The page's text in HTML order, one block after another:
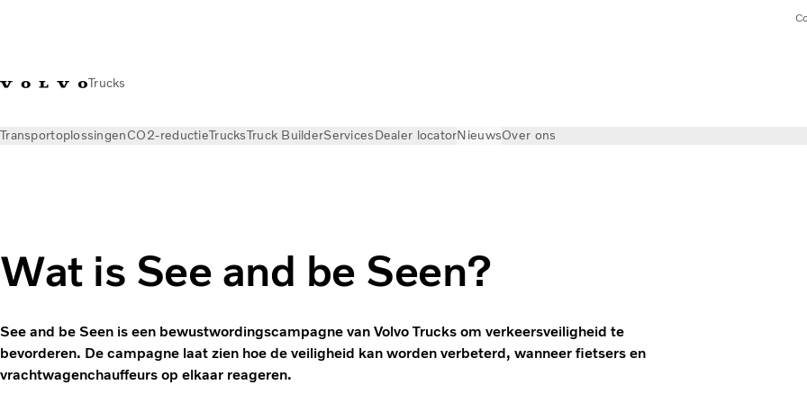
Trucks
TransportoplossingenCO2-reductieTrucksTruck BuilderServicesDealer locatorNieuwsOver ons
Wat is See and be Seen?
See and be Seen is een bewustwordingscampagne van Volvo Trucks om verkeersveiligheid te
bevorderen. De campagne laat zien hoe de veiligheid kan worden verbeterd, wanneer fietsers en
vrachtwagenchauffeurs op elkaar reageren.